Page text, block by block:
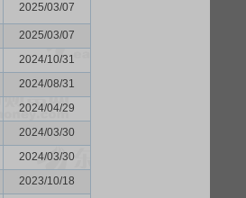
2025/03/07
2025/03/07
2024/10/31
2024/08/31
2024/04/29
2024/03/30
2024/03/30
2023/10/18